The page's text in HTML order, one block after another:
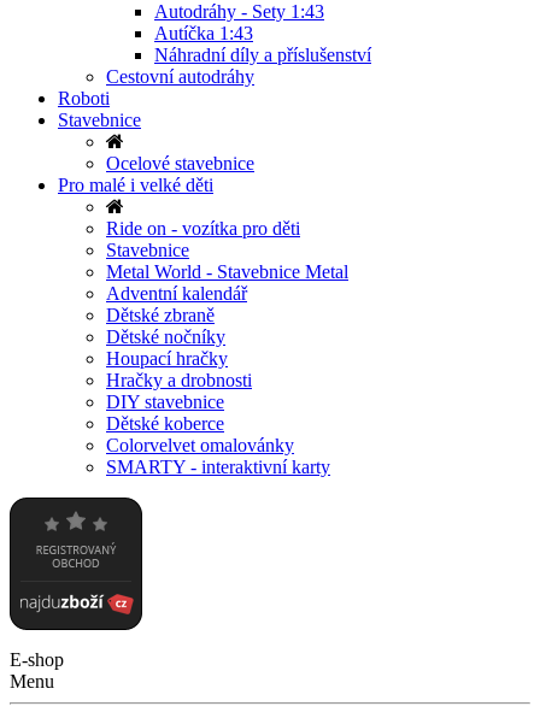
Autodráhy - Sety 1:43
Autíčka 1:43
Náhradní díly a příslušenství
Cestovní autodráhy
Roboti
Stavebnice
Ocelové stavebnice
Pro malé i velké děti
Ride on - vozítka pro děti
Stavebnice
Metal World - Stavebnice Metal
Adventní kalendář
Dětské zbraně
Dětské nočníky
Houpací hračky
Hračky a drobnosti
DIY stavebnice
Dětské koberce
Colorvelvet omalovánky
SMARTY - interaktivní karty
E-shop
Menu